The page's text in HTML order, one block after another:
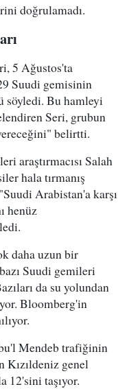
doğrulamadı.
5 Ağustos'ta
Suudi gemisinin
söyledi. Bu hamleyi
Seri, grubun
belirtti.
araştırmacısı Salah
hala tırmanış
Arabistan'a karşı
henüz
daha uzun bir
Suudi gemileri
da su yolundan
Bloomberg'in
Mendeb trafiğinin
Kızıldeniz genel
12'sini taşıyor.